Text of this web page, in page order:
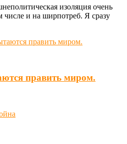
изоляция очень
и на ширпотреб. Я сразу
править миром.